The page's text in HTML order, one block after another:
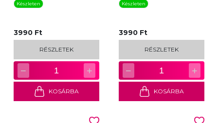
Készleten
3990 Ft
RÉSZLETEK
− 1 +
KOSÁRBA
Készleten
3990 Ft
RÉSZLETEK
− 1 +
KOSÁRBA